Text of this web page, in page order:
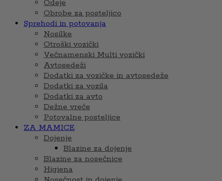
Odeje
Obrobe za posteljico
Sprehodi in potovanja
Nosilke
Otroški vozički
Večnamenski Multi vozički
Avtosedeži
Dodatki za vozičke in avtosedeže
Dodatki za vozila
Dodatki za avto
Dežne vreče
Potovalne posteljice
ZA MAMICE
Dojenje
Blazine za dojenje
Blazine za nosečnice
Higiena